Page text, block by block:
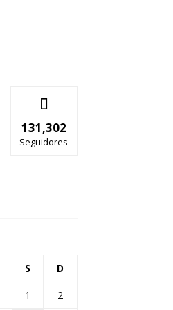
131,302
Seguidores
S D
1 2